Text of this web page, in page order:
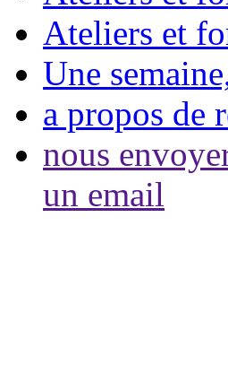
Ateliers et
Une
a propos de
nous
un email